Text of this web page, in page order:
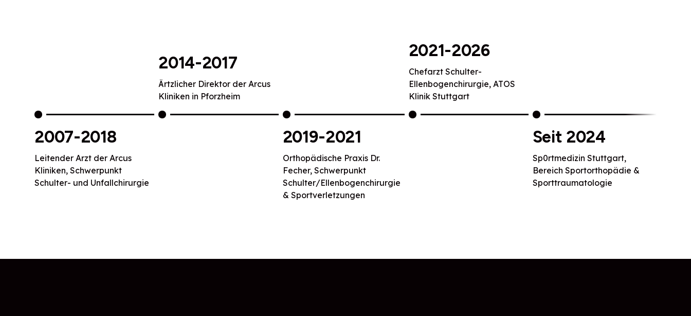
2007-2018
Leitender Arzt der Arcus
Kliniken, Schwerpunkt
Schulter- und Unfallchirurgie
2014-2017
Ärtzlicher Direktor der Arcus
Kliniken in Pforzheim
2019-2021
Orthopädische Praxis Dr.
Fecher, Schwerpunkt
Schulter/Ellenbogenchirurgie
& Sportverletzungen
2021-2026
Chefarzt Schulter-
Ellenbogenchirurgie, ATOS
Klinik Stuttgart
Seit 2024
Sp0rtmedizin Stuttgart,
Bereich Sportorthopädie &
Sporttraumatologie